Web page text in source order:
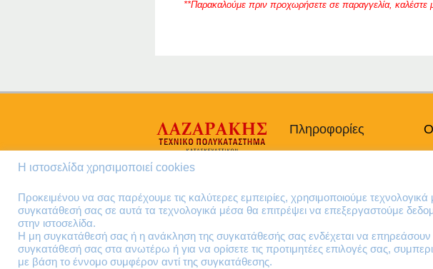
**Παρακαλούμε πριν προχωρήσετε σε παραγγελία, καλέστε
Πληροφορίες
Η ιστοσελίδα χρησιμοποιεί cookies
Προκειμένου να σας παρέχουμε τις καλύτερες εμπειρίες, χρησιμοποιούμε
συγκατάθεσή σας σε αυτά τα τεχνολογικά μέσα θα επιτρέψει να επεξεργαστούμε
στην ιστοσελίδα.
Η μη συγκατάθεσή σας ή η ανάκληση της συγκατάθεσής σας ενδέχεται να επηρεάσουν
συγκατάθεσή σας στα ανωτέρω ή για να ορίσετε τις προτιμητέες επιλογές σας,
με βάση το έννομο συμφέρον αντί της συγκατάθεσης.